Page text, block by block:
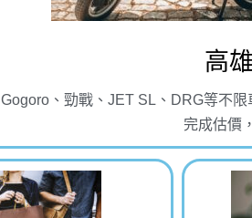
高
Gogoro、勁戰、JET SL、DRG等不
完成估價